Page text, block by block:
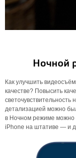
Ночной
Как улучшить
качестве? Повысить
детализацией можно
в Ночном режиме можно
iPhone на штативе — и